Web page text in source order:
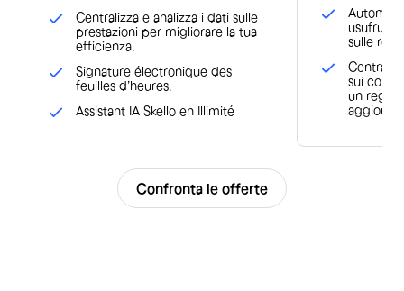
sulle
sui
un
Centralizza e analizza i dati sulle
prestazioni per migliorare la tua
efficienza.
Signature électronique des
feuilles d’heures.
Assistant IA Skello en Illimité
Confronta le offerte